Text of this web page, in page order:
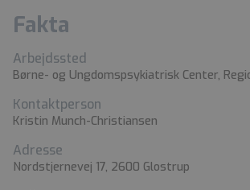
Fakta
Arbejdssted
Børne- og Ungdomspsykiatrisk Center,
Kontaktperson
Kristin Munch-Christiansen
Adresse
Nordstjernevej 17, 2600 Glostrup